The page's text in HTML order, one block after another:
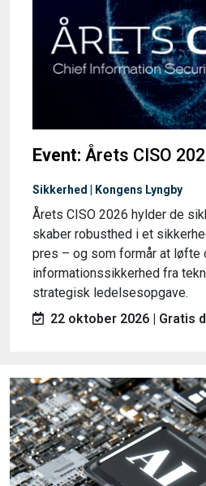
Event: Årets CISO
Sikkerhed | Kongens Lyngby
Årets CISO 2026 hylder de
skaber robusthed i et
pres – og som formår at løfte
informationssikkerhed fra
strategisk ledelsesopgave.
22 oktober 2026 | Gratis